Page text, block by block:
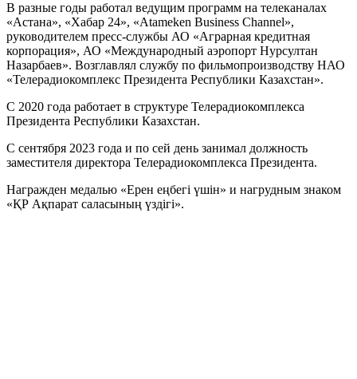
В разные годы работал ведущим программ на телеканалах
«Астана», «Хабар 24», «Atameken Business Channel»,
руководителем пресс-службы АО «Аграрная кредитная
корпорация», АО «Международный аэропорт Нурсултан
Назарбаев». Возглавлял службу по фильмопроизводству НАО
«Телерадиокомплекс Президента Республики Казахстан».
С 2020 года работает в структуре Телерадиокомплекса
Президента Республики Казахстан.
С сентября 2023 года и по сей день занимал должность
заместителя директора Телерадиокомплекса Президента.
Награжден медалью «Ерен еңбегі үшін» и нагрудным знаком
«ҚР Ақпарат саласының үздігі».